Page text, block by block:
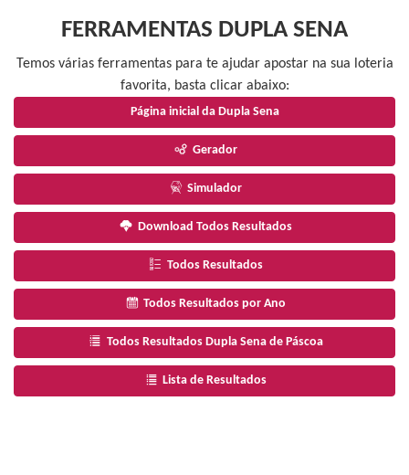
FERRAMENTAS DUPLA SENA
Temos várias ferramentas para te ajudar apostar na sua loteria
favorita, basta clicar abaixo:
Página inicial da Dupla Sena
Gerador
Simulador
Download Todos Resultados
Todos Resultados
Todos Resultados por Ano
Todos Resultados Dupla Sena de Páscoa
Lista de Resultados